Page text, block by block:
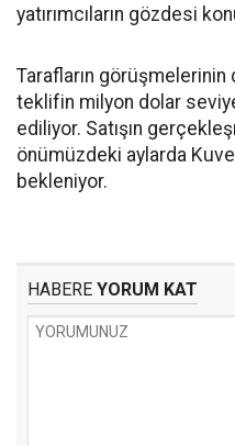
yatırımcıların gözdesi
Tarafların
teklifin milyon dolar
ediliyor. Satışın
önümüzdeki aylarda
bekleniyor.
HABERE YORUM KAT